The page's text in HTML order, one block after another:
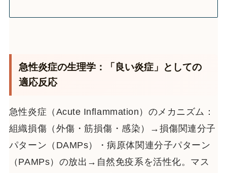
急性炎症の生理学：「良い炎症」としての
適応反応
急性炎症（Acute Inflammation）のメカニズム：
組織損傷（外傷・筋損傷・感染）→損傷関連分子
パターン（DAMPs）・病原体関連分子パターン
（PAMPs）の放出→自然免疫系を活性化。マス